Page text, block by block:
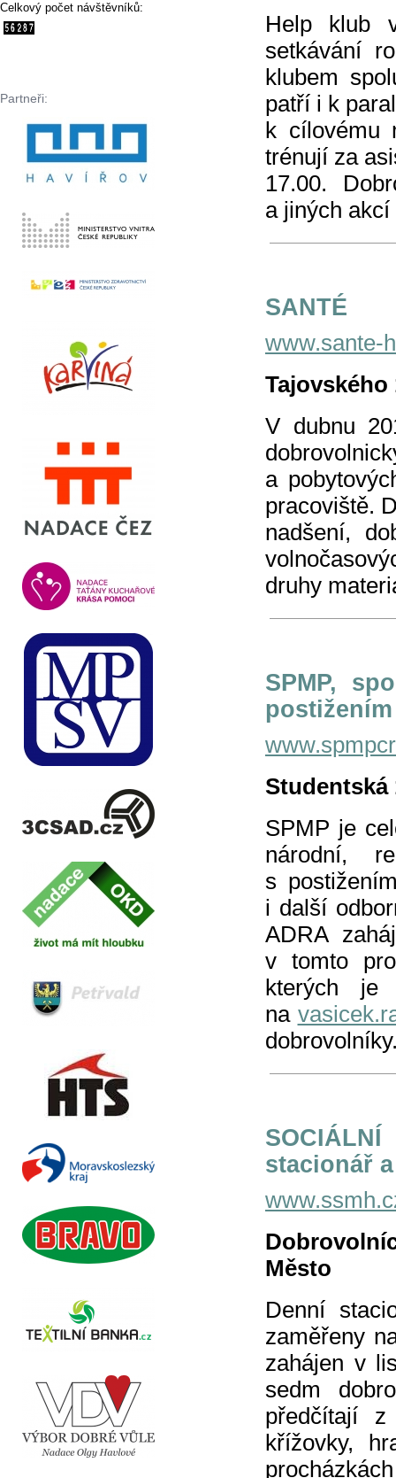
Celkový počet návštěvníků:
Partneři:
Help klub
setkávání
klubem
patří i k
k cílovému
trénují za
17.00.
a jiných
SANTÉ
www.sante-
Tajovského
V dubnu
a
pracoviště.
nadšení,
druhy
SPMP,
postižením
Studentská
SPMP je
národní,
s
i další
ADRA
v tomto
kterých je
na
stacionář
Město
Denní
zaměřeny
zahájen v
sedm
předčítají
křížovky,